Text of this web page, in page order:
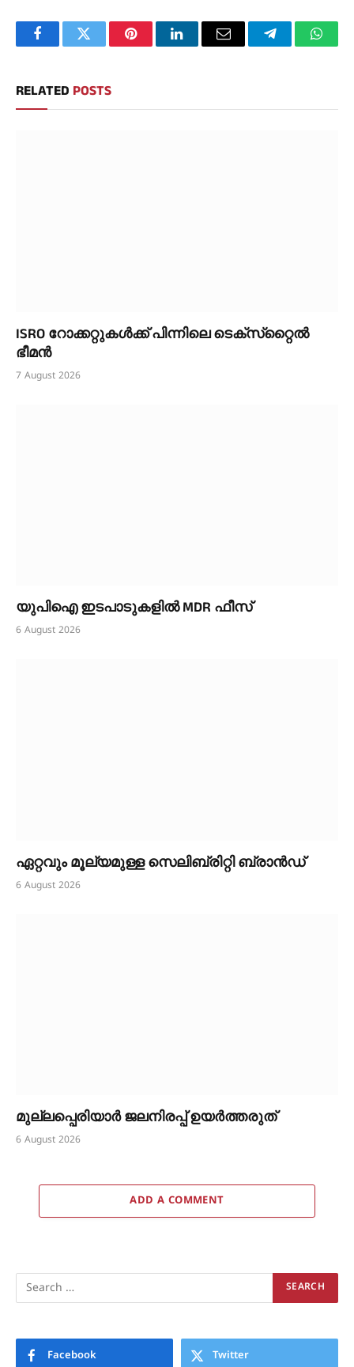
FacebookTwitter PinterestLinkedInEmail Telegram
RELATED POSTS
ISRO റോക്കറ്റുകൾക്ക് പിന്നിലെ ടെക്‌സ്‌റ്റൈൽ
ഭീമൻ
7 August 2026
യുപിഐ ഇടപാടുകളിൽ MDR ഫീസ്
6 August 2026
ഏറ്റവും മൂല്യമുള്ള സെലിബ്രിറ്റി ബ്രാൻഡ്
6 August 2026
മുല്ലപ്പെരിയാർ ജലനിരപ്പ് ഉയർത്തരുത്
6 August 2026
ADD A COMMENT
Facebook Twitter